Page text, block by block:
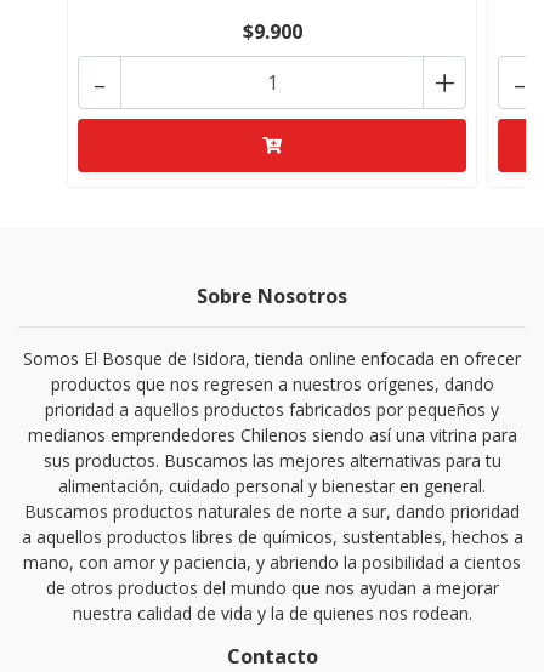
$9.900
+
- -
Sobre Nosotros
Somos El Bosque de Isidora, tienda online enfocada en ofrecer
productos que nos regresen a nuestros orígenes, dando
prioridad a aquellos productos fabricados por pequeños y
medianos emprendedores Chilenos siendo así una vitrina para
sus productos. Buscamos las mejores alternativas para tu
alimentación, cuidado personal y bienestar en general.
Buscamos productos naturales de norte a sur, dando prioridad
a aquellos productos libres de químicos, sustentables, hechos a
mano, con amor y paciencia, y abriendo la posibilidad a cientos
de otros productos del mundo que nos ayudan a mejorar
nuestra calidad de vida y la de quienes nos rodean.
Contacto